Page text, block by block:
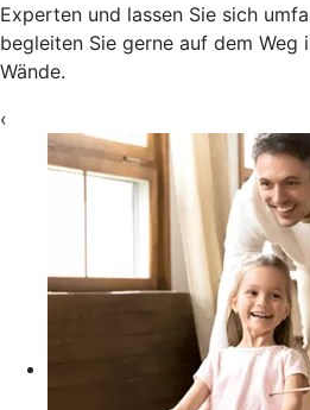
Experten und lassen Sie sich
begleiten Sie gerne auf dem Weg
Wände.
‹